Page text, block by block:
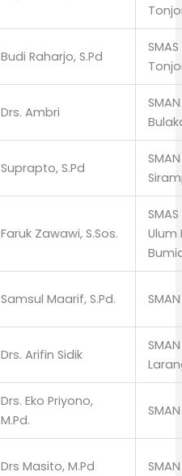
Budi Raharjo, S.Pd
Drs. Ambri
SMAN
Suprapto, S.Pd
SMAN
Faruk Zawawi, S.Sos.
Ulum
Samsul Maarif, S.Pd.
Drs. Arifin Sidik
SMAN
Drs. Eko Priyono,
M.Pd.
Drs Masito, M.Pd